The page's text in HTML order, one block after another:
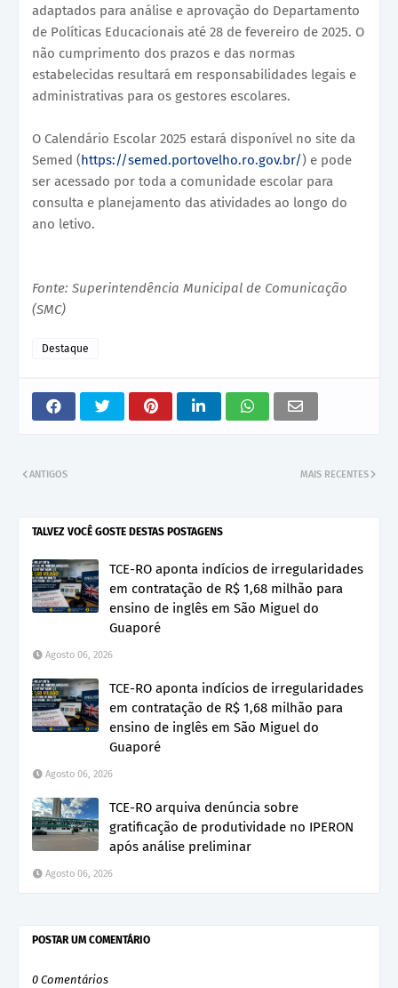
adaptados para análise e aprovação do Departamento
de Políticas Educacionais até 28 de fevereiro de 2025. O
não cumprimento dos prazos e das normas
estabelecidas resultará em responsabilidades legais e
administrativas para os gestores escolares.
O Calendário Escolar 2025 estará disponível no site da
Semed (https://semed.portovelho.ro.gov.br/) e pode
ser acessado por toda a comunidade escolar para
consulta e planejamento das atividades ao longo do
ano letivo.
Fonte: Superintendência Municipal de Comunicação
(SMC)
Destaque
MAIS RECENTES
ANTIGOS
TALVEZ VOCÊ GOSTE DESTAS POSTAGENS
TCE-RO aponta indícios de irregularidades
em contratação de R$ 1,68 milhão para
ensino de inglês em São Miguel do
Guaporé
Agosto 06, 2026
TCE-RO aponta indícios de irregularidades
em contratação de R$ 1,68 milhão para
ensino de inglês em São Miguel do
Guaporé
Agosto 06, 2026
TCE-RO arquiva denúncia sobre
gratificação de produtividade no IPERON
após análise preliminar
Agosto 06, 2026
POSTAR UM COMENTÁRIO
0 Comentários